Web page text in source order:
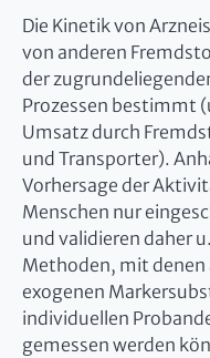
Die Kinetik von
von anderen
der
Prozessen bestimmt
Umsatz durch
und Transporter).
Vorhersage der
Menschen nur
und validieren daher
Methoden, mit denen
exogenen
individuellen
gemessen werden